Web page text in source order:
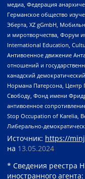
медиа, Федерация
Германское общество
Эберта, XZ gGmbH,
и миротворчества, Форум
International Education,
Антивоенное движение
отношений и
канадский
Нормана Патерсона, Центр
Свободу, Фонд имени
антивоенное
Stop Occupation of Karelia,
Либерально-
Источник: https://
на 13.05.2024
* Сведения реестра
иностранного агента: